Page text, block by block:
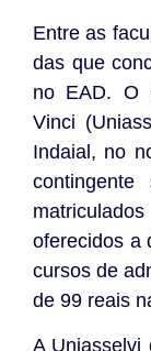
Entre as
das que
no EAD. O
Vinci
Indaial, no
oferecidos a
cursos de
de 99 reais
A Uniasselvi